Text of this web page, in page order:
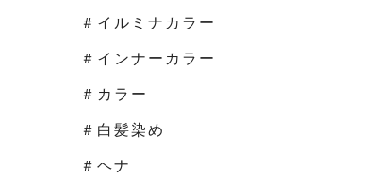
＃イルミナカラー
＃インナーカラー
＃カラー
＃白髪染め
＃ヘナ